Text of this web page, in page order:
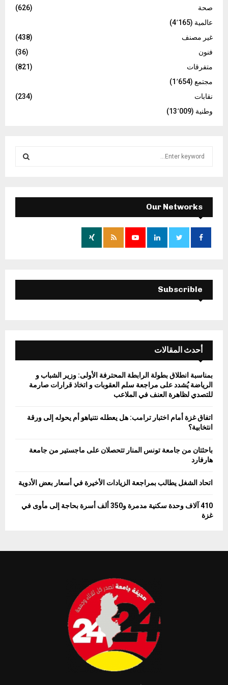
صحة
(626)
عالمية (4٬165)
غير مصنف
(438)
فنون
(36)
متفرقات
(821)
مجتمع (1٬654)
نقابات
(234)
وطنية (13٬009)
f
o
E
A
H
Our Networks
Subscrible
أحدث المقالات
بمناسبة انطلاق بطولة الرابطة المحترفة الأولى: وزير الشباب و
الرياضة يُشدد على مراجعة سلم العقوبات و اتخاذ قرارات صارمة
للتصدي لظاهرة العنف في الملاعب
اتفاق غزة أمام اختبار ترامب: هل يعطله نتنياهو أم يحوله إلى ورقة
انتخابية؟
باحثتان من جامعة تونس المنار تتحصلان على ماجستير من جامعة
هارفارد
اتحاد الشغل يطالب بمراجعة الزيادات الأخيرة في أسعار بعض الأدوية
410 آلاف وحدة سكنية مدمرة و350 ألف أسرة بحاجة إلى مأوى في
غزة